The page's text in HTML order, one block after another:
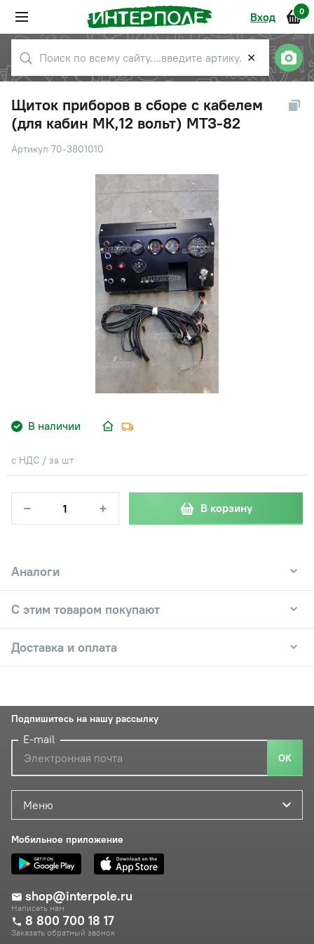
Вход 0
✕
Щиток приборов в сборе с кабелем
(для кабин МК,12 вольт) МТЗ-82
Артикул 70-3801010
В наличии
с НДС / за шт
− + В корзину
Аналоги
С этим товаром покупают
Доставка и оплата
Меню
Мобильное приложение
shop@interpole.ru
Написать нам
8 800 700 18 17
Заказать обратный звонок
Подпишитесь на нашу рассылку
E-mail
ОК